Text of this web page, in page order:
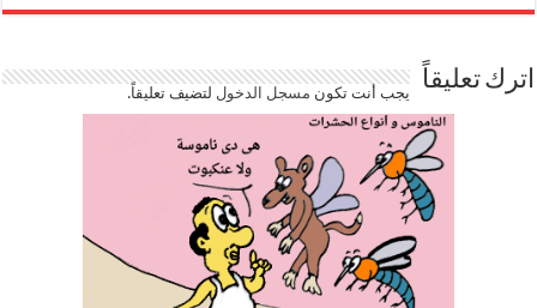
اترك تعليقاً يجب أنت تكون مسجل الدخوللتضيف تعليقاً.